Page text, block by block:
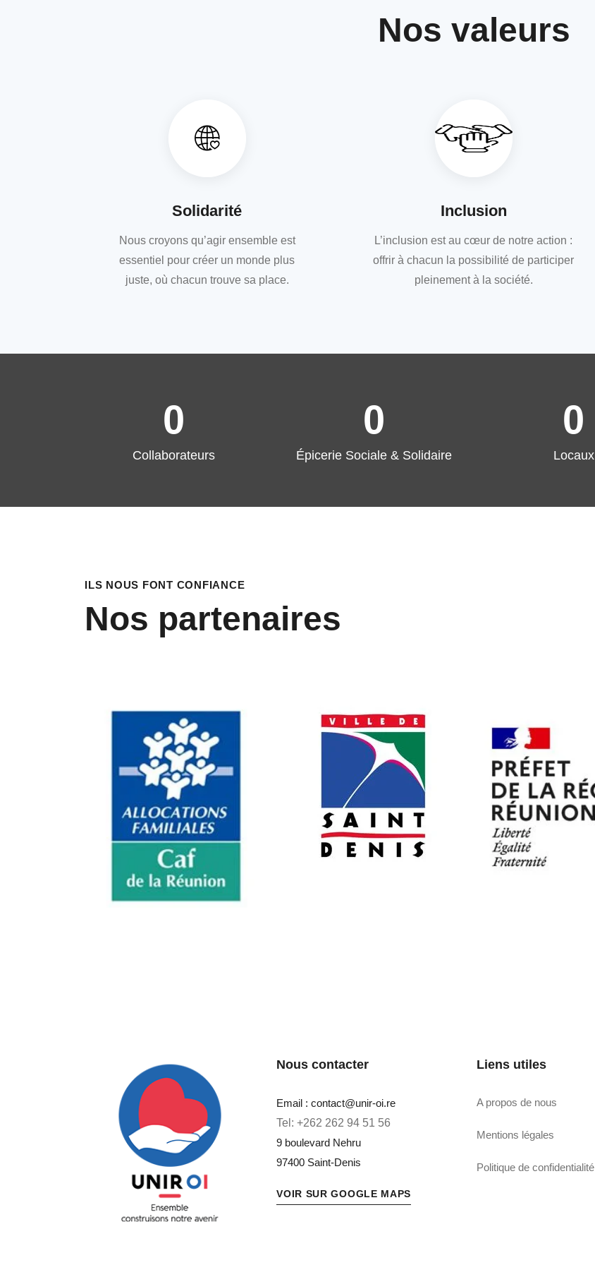
Nos valeurs
Solidarité
Nous croyons qu’agir ensemble est
essentiel pour créer un monde plus
juste, où chacun trouve sa place.
Inclusion
L’inclusion est au cœur de notre action :
offrir à chacun la possibilité de participer
pleinement à la société.
0
Collaborateurs
0
Épicerie Sociale & Solidaire
0
Locaux
ILS NOUS FONT CONFIANCE
Nos partenaires
Unir OI
Ensemble construisons notre avenir
Nous contacter
Email : contact@unir-oi.re
Tel:+262 262 94 51 56
9 boulevard Nehru
97400 Saint-Denis
VOIR SUR GOOGLE MAPS
Liens utiles
A propos de nous
Mentions légales
Politique de confidentialité